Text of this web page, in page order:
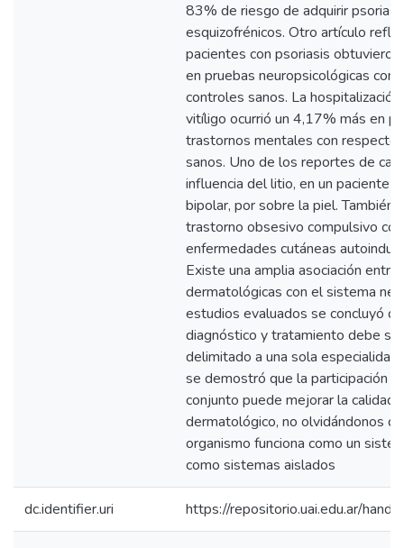
83% de riesgo de adquirir
esquizofrénicos. Otro artículo
pacientes con psoriasis
en pruebas neuropsicológicas con
controles sanos. La
vitíligo ocurrió un 4,17% más en
trastornos mentales con respecto
sanos. Uno de los reportes de
influencia del litio, en un paciente
bipolar, por sobre la piel. También
trastorno obsesivo compulsivo
enfermedades cutáneas
Existe una amplia asociación
dermatológicas con el sistema
estudios evaluados se concluyó
diagnóstico y tratamiento debe
delimitado a una sola
se demostró que la participación
conjunto puede mejorar la calidad
dermatológico, no olvidándonos
organismo funciona como un
como sistemas aislados
dc.identifier.uri https://repositorio.uai.edu.ar/